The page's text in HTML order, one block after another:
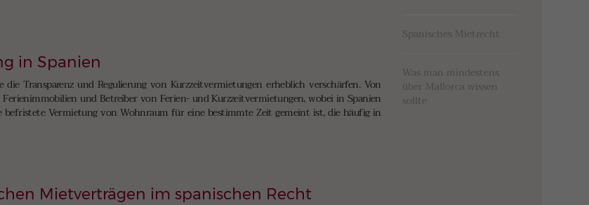
in Spanien
Transparenz und Regulierung von Kurzzeitvermietungen erheblich verschärfen. Von
und Betreiber von Ferien- und Kurzzeitvermietungen, wobei in Spanien
befristete Vermietung von Wohnraum für eine bestimmte Zeit gemeint ist, die häufig in
Mietverträgen im spanischen Recht
Spanisches Mietrecht
Was man mindestens
über Mallorca wissen
sollte